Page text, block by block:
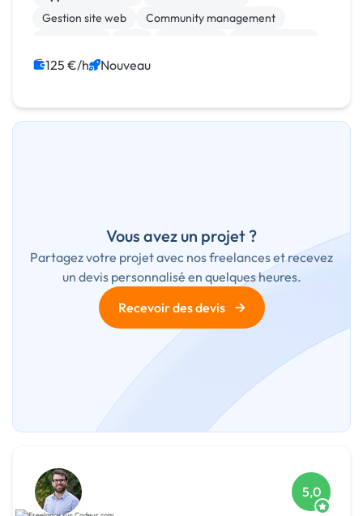
Gestion site web
Community management
125 €/h Nouveau
Vous avez un projet ?
Partagez votre projet avec nos freelances et recevez
un devis personnalisé en quelques heures.
Recevoir des devis
→
5,0